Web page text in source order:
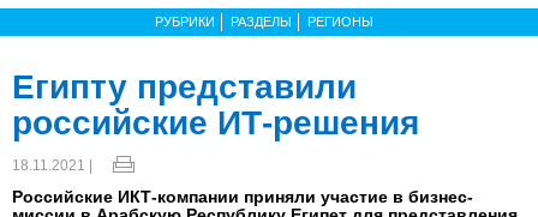
РУБРИКИ РАЗДЕЛЫ РЕГИОНЫ
Египту представили
российские ИТ-решения
18.11.2021 |
Российские ИКТ-компании приняли участие в бизнес-